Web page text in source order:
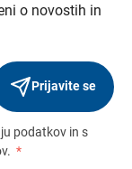
o novostih in
Prijavite se
podatkov in s
*